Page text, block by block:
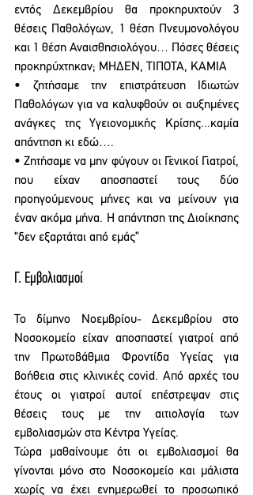
εντός Δεκεμβρίου θα προκηρυχτούν 3
θέσεις Παθολόγων, 1 θέση Πνευμονολόγου
και 1 θέση Αναισθησιολόγου… Πόσες θέσεις
προκηρύχτηκαν; ΜΗΔΕΝ, ΤΙΠΟΤΑ, ΚΑΜΙΑ
• ζητήσαμε την επιστράτευση Ιδιωτών
Παθολόγων για να καλυφθούν οι αυξημένες
ανάγκες της Υγειονομικής Κρίσης...καμία
απάντηση κι εδώ….
• Ζητήσαμε να μην φύγουν οι Γενικοί Γιατροί,
που είχαν αποσπαστεί τους δύο
προηγούμενους μήνες και να μείνουν για
έναν ακόμα μήνα. Η απάντηση της Διοίκησης
“δεν εξαρτάται από εμάς”
Γ. Εμβολιασμοί
Το δίμηνο Νοεμβρίου- Δεκεμβρίου στο
Νοσοκομείο είχαν αποσπαστεί γιατροί από
την Πρωτοβάθμια Φροντίδα Υγείας για
βοήθεια στις κλινικές covid. Από αρχές του
έτους οι γιατροί αυτοί επέστρεψαν στις
θέσεις τους με την αιτιολογία των
εμβολιασμών στα Κέντρα Υγείας.
Τώρα μαθαίνουμε ότι οι εμβολιασμοί θα
γίνονται μόνο στο Νοσοκομείο και μάλιστα
χωρίς να έχει ενημερωθεί το προσωπικό